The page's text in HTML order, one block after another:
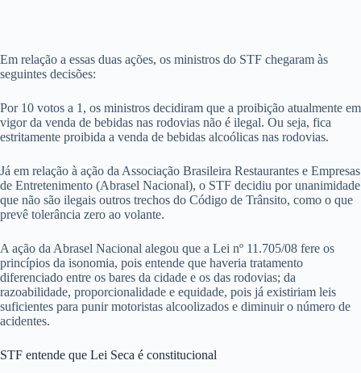
Em relação a essas duas ações, os ministros do STF chegaram às
seguintes decisões:
Por 10 votos a 1, os ministros decidiram que a proibição atualmente em
vigor da venda de bebidas nas rodovias não é ilegal. Ou seja, fica
estritamente proibida a venda de bebidas alcoólicas nas rodovias.
Já em relação à ação da Associação Brasileira Restaurantes e Empresas
de Entretenimento (Abrasel Nacional), o STF decidiu por unanimidade
que não são ilegais outros trechos do Código de Trânsito, como o que
prevê tolerância zero ao volante.
A ação da Abrasel Nacional alegou que a Lei nº 11.705/08 fere os
princípios da isonomia, pois entende que haveria tratamento
diferenciado entre os bares da cidade e os das rodovias; da
razoabilidade, proporcionalidade e equidade, pois já existiriam leis
suficientes para punir motoristas alcoolizados e diminuir o número de
acidentes.
STF entende que Lei Seca é constitucional